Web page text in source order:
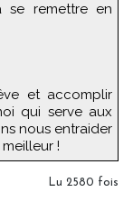
se remettre en
et accomplir
qui serve aux
nous entraider
!
Lu 2580 fois